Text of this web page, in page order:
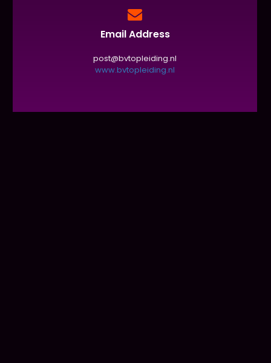
Email Address
post@bvtopleiding.nl
www.bvtopleiding.nl